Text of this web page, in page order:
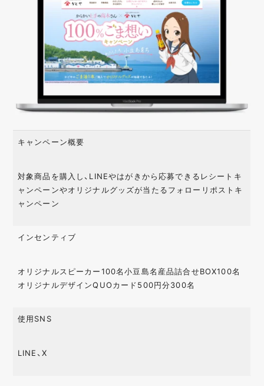
キャンペーン概要
対象商品を購入し、LINEやはがきから応募できるレシートキ
ャンペーンやオリジナルグッズが当たるフォローリポストキ
ャンペーン
インセンティブ
オリジナルスピーカー100名小豆島名産品詰合せBOX100名
オリジナルデザインQUOカード500円分300名
使用SNS
LINE、X